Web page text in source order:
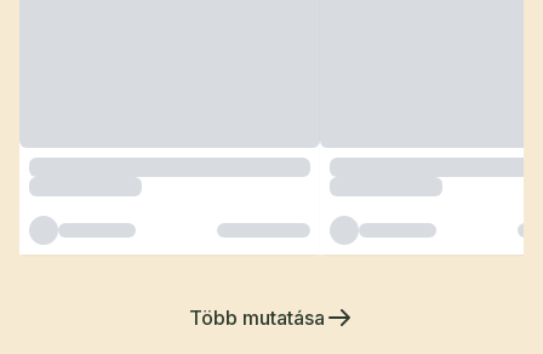
Több mutatása